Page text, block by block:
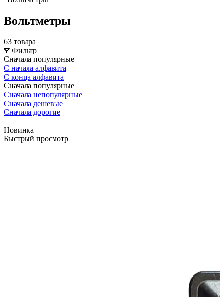
Вольтметры
63 товара
Фильтр
Сначала популярные
С начала алфавита
С конца алфавита
Сначала популярные
Сначала непопулярные
Сначала дешевые
Сначала дорогие
Новинка
Быстрый просмотр